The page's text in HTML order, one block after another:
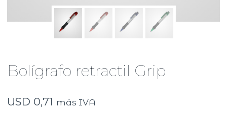
Bolígrafo retractil Grip
USD 0,71 más IVA